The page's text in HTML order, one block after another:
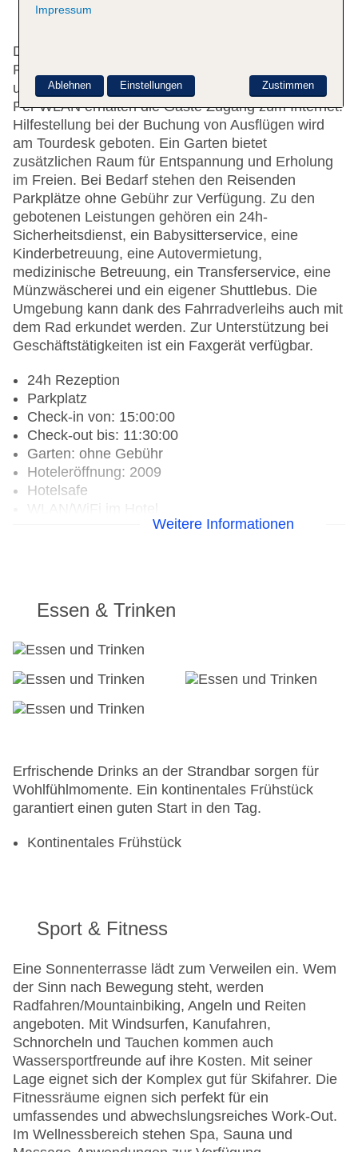
Dieser Komplex verfügt über einen Aufzug und eine
Rezeption. Die Einrichtung der Unterbringung
umfasst eine Gepäckaufbewahrung und einen Safe.
Per WLAN erhalten die Gäste Zugang zum Internet.
Hilfestellung bei der Buchung von Ausflügen wird
am Tourdesk geboten. Ein Garten bietet
zusätzlichen Raum für Entspannung und Erholung
im Freien. Bei Bedarf stehen den Reisenden
Parkplätze ohne Gebühr zur Verfügung. Zu den
gebotenen Leistungen gehören ein 24h-
Sicherheitsdienst, ein Babysitterservice, eine
Kinderbetreuung, eine Autovermietung,
medizinische Betreuung, ein Transferservice, eine
Münzwäscherei und ein eigener Shuttlebus. Die
Umgebung kann dank des Fahrradverleihs auch mit
dem Rad erkundet werden. Zur Unterstützung bei
Geschäftstätigkeiten ist ein Faxgerät verfügbar.
24h Rezeption
Parkplatz
Check-in von: 15:00:00
Check-out bis: 11:30:00
Garten: ohne Gebühr
Hoteleröffnung: 2009
Hotelsafe
Letzte umfassende Renovierung: 2022
Sonnenterrasse
Gesamtanzahl der Stockwerke: 3
Pools:Liegen am Pool: ohne Gebühr
Zahlungsarten: American Express, Diners Club,
Landeskategorie: 3,5 Sterne
Weitere Informationen
Essen & Trinken
Erfrischende Drinks an der Strandbar sorgen für
Wohlfühlmomente. Ein kontinentales Frühstück
garantiert einen guten Start in den Tag.
Kontinentales Frühstück
Sport & Fitness
Eine Sonnenterrasse lädt zum Verweilen ein. Wem
der Sinn nach Bewegung steht, werden
Radfahren/Mountainbiking, Angeln und Reiten
angeboten. Mit Windsurfen, Kanufahren,
Schnorcheln und Tauchen kommen auch
Wassersportfreunde auf ihre Kosten. Mit seiner
Lage eignet sich der Komplex gut für Skifahrer. Die
Fitnessräume eignen sich perfekt für ein
umfassendes und abwechslungsreiches Work-Out.
Im Wellnessbereich stehen Spa, Sauna und
Impressum
Zustimmen
Ablehnen Einstellungen